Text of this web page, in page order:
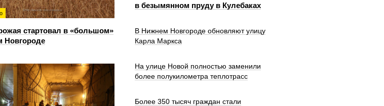
в безымянном пруду в Кулебаках
стартовал в «большом»
Новгороде
В Нижнем Новгороде обновляют улицу
Карла Маркса
На улице Новой полностью заменили
более полукилометра теплотрасс
Более 350 тысяч граждан стали